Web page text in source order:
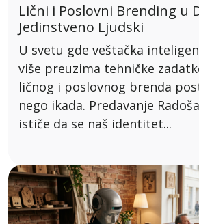
Lični i Poslovni Brending u
Jedinstveno Ljudski
U svetu gde veštačka
više preuzima tehničke
ličnog i poslovnog brenda
nego ikada. Predavanje
ističe da se naš identitet...